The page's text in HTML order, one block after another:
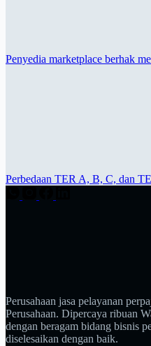
Penyedia marketplace berhak
Perbedaan TER A, B, C, dan
Perusahaan jasa pelayanan
Perusahaan. Dipercaya ribuan
dengan beragam bidang bisnis
diselesaikan dengan baik.